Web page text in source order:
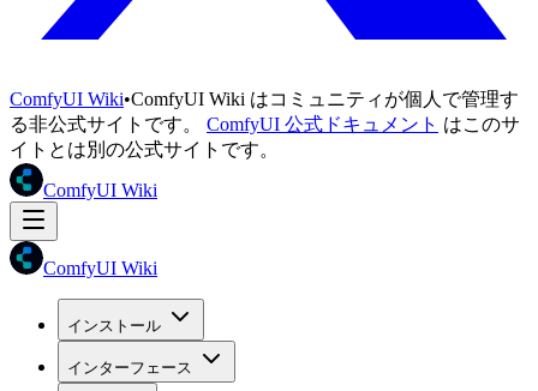
ComfyUI Wiki•ComfyUI Wiki はコミュニティが個人で管理す
る非公式サイトです。
ComfyUI 公式ドキュメント はこのサ
イトとは別の公式サイトです。
ComfyUI Wiki
ComfyUI Wiki
インストール
インターフェース